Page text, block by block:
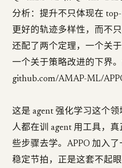
分析：提升不只体现在
更好的轨迹多样性，而不
还配了两个定理，一个关
一个关于策略改进的下界
github.com/AMAP-ML/
这是 agent 强化学习这个
人都在训 agent 用工具，
些步骤去学。APPO 加入
稳定节拍，正是这套不起